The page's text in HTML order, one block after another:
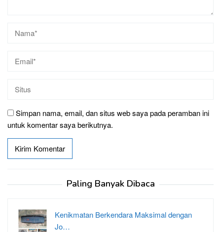
Simpan nama, email, dan situs web saya pada peramban ini
untuk komentar saya berikutnya.
Paling Banyak Dibaca
Kenikmatan Berkendara Maksimal dengan
Jo…